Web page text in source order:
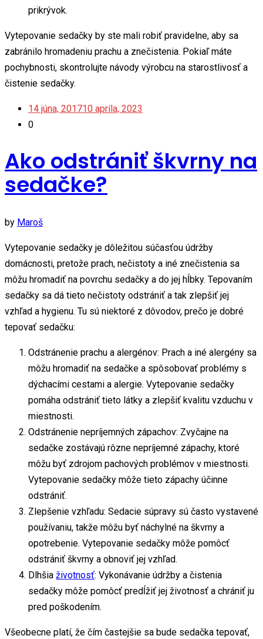
prikrývok.
Vytepovanie sedačky by ste mali robiť pravidelne, aby sa
zabránilo hromadeniu prachu a znečistenia. Pokiaľ máte
pochybnosti, skontrolujte návody výrobcu na starostlivosť a
čistenie sedačky.
14 júna, 201710 apríla, 2023
0
Ako odstrániť škvrny na
sedačke?
by Maroš
Vytepovanie sedačky je dôležitou súčasťou údržby
domácnosti, pretože prach, nečistoty a iné znečistenia sa
môžu hromadiť na povrchu sedačky a do jej hĺbky. Tepovaním
sedačky sa dá tieto nečistoty odstrániť a tak zlepšiť jej
vzhľad a hygienu. Tu sú niektoré z dôvodov, prečo je dobré
tepovať sedačku:
Odstránenie prachu a alergénov: Prach a iné alergény sa
môžu hromadiť na sedačke a spôsobovať problémy s
dýchacími cestami a alergie. Vytepovanie sedačky
pomáha odstrániť tieto látky a zlepšiť kvalitu vzduchu v
miestnosti.
Odstránenie nepríjemných zápachov: Zvyčajne na
sedačke zostávajú rôzne nepríjemné zápachy, ktoré
môžu byť zdrojom pachových problémov v miestnosti.
Vytepovanie sedačky môže tieto zápachy účinne
odstrániť.
Zlepšenie vzhľadu: Sedacie súpravy sú často vystavené
používaniu, takže môžu byť náchylné na škvrny a
opotrebenie. Vytepovanie sedačky môže pomôcť
odstrániť škvrny a obnoviť jej vzhľad.
Dlhšia životnosť: Vykonávanie údržby a čistenia
sedačky môže pomôcť predĺžiť jej životnosť a chrániť ju
pred poškodením.
Všeobecne platí, že čím častejšie sa bude sedačka tepovať,